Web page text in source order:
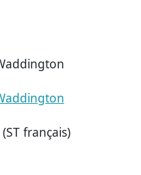
français)